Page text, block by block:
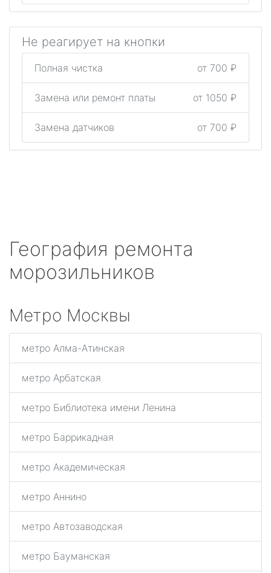
Не реагирует на кнопки
Полная чистка от 700 ₽
Замена или ремонт платы от 1050 ₽
Замена датчиков от 700 ₽
География ремонта
морозильников
Метро Москвы
метро Алма-Атинская
метро Арбатская
метро Библиотека имени Ленина
метро Баррикадная
метро Академическая
метро Аннино
метро Автозаводская
метро Бауманская